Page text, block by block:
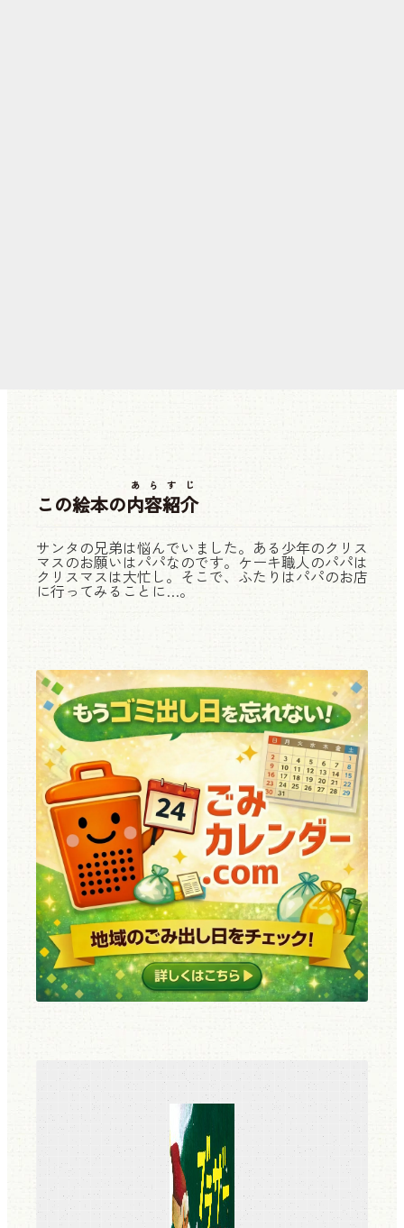
この絵本の内容紹介
あらすじ
サンタの兄弟は悩んでいました。ある少年のクリス
マスのお願いはパパなのです。ケーキ職人のパパは
クリスマスは大忙し。そこで、ふたりはパパのお店
に行ってみることに…。